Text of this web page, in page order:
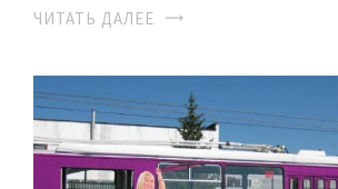
ЧИТАТЬ ДАЛЕЕ